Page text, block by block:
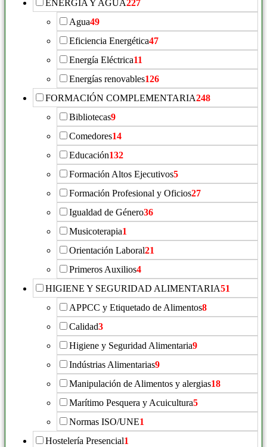
ENERGÍA Y AGUA227
Agua49
Eficiencia Energética47
Energía Eléctrica11
Energías renovables126
FORMACIÓN COMPLEMENTARIA248
Bibliotecas9
Comedores14
Educación132
Formación Altos Ejecutivos5
Formación Profesional y Oficios27
Igualdad de Género36
Musicoterapia1
Orientación Laboral21
Primeros Auxilios4
HIGIENE Y SEGURIDAD ALIMENTARIA51
APPCC y Etiquetado de Alimentos8
Calidad3
Higiene y Seguridad Alimentaria9
Indústrias Alimentarias9
Manipulación de Alimentos y alergias18
Marítimo Pesquera y Acuicultura5
Normas ISO/UNE1
Hostelería Presencial1